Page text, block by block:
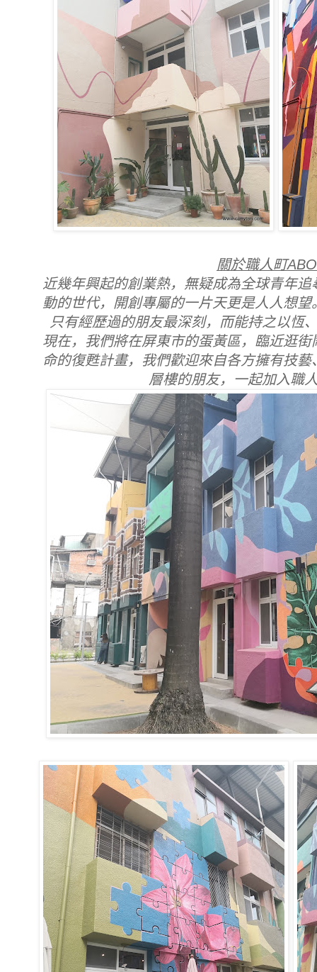
關於職人町
近幾年興起的創業熱，無疑成為全球青年
動的世代，開創專屬的一片天更是人人想
只有經歷過的朋友最深刻，而能持之以恆
現在，我們將在屏東市的蛋黃區，臨近逛
命的復甦計畫，我們歡迎來自各方擁有技
層樓的朋友，一起加入職